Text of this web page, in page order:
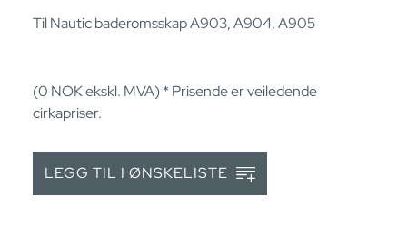
Til Nautic baderomsskap A903, A904, A905
(0 NOKekskl. MVA) * Prisende er veiledende
cirkapriser.
LEGG TIL I ØNSKELISTE